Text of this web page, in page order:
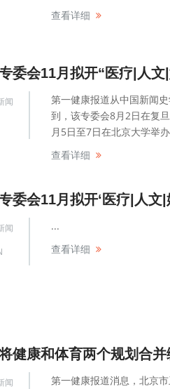
查看详细
委会11月拟开“医疗|人文
闻
第一健康报道从中国新闻
到，该专委会8月2日在复
月5日至7日在北京大学举
查看详细
委会11月拟开‘医疗|人文
闻
...
查看详细
健康和体育两个规划合并
闻
第一健康报道消息，北京